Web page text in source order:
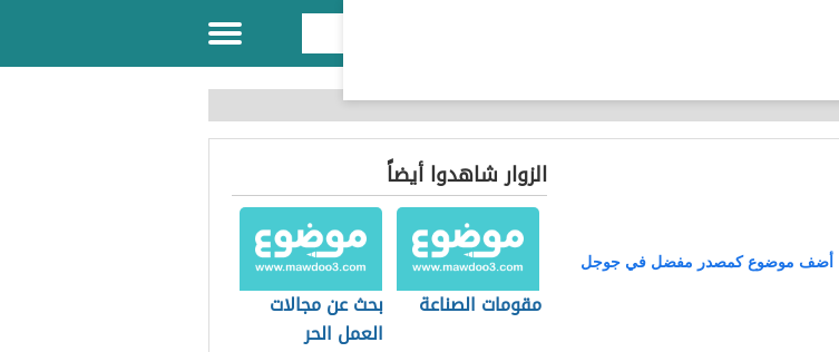
أضف موضوع كمصدر مفضل في جوجل
الزوار شاهدوا أيضاً
مقومات الصناعة
بحث عن مجالات
العمل الحر